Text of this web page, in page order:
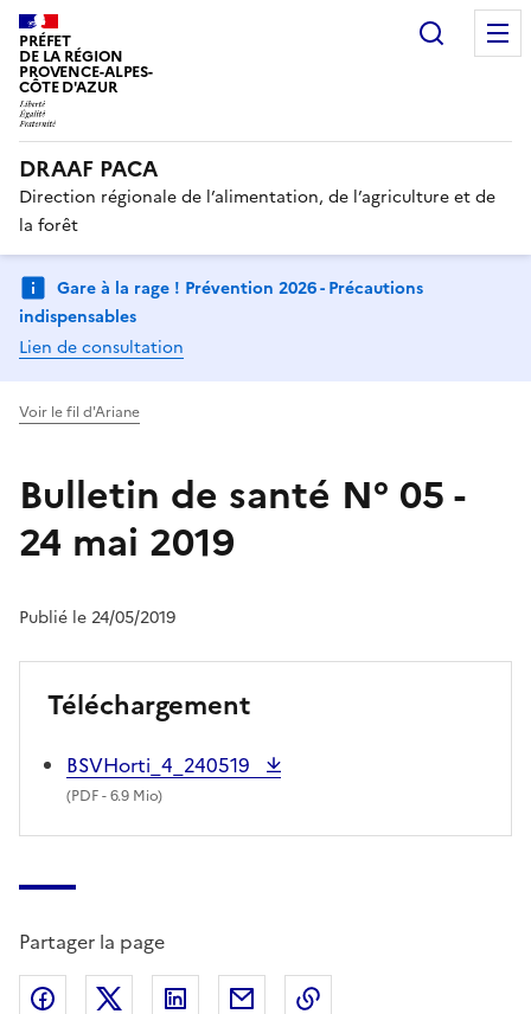
PRÉFET
DE LA RÉGION
PROVENCE-ALPES-
CÔTE D'AZUR
DRAAF PACA
Direction régionale de l’alimentation, de l’agriculture et de
la forêt
Gare à la rage ! Prévention 2026 - Précautions
indispensables
Lien de consultation
Voir le fil d'Ariane
Bulletin de santé N° 05 -
24 mai 2019
Publié le 24/05/2019
Téléchargement
BSVHorti_4_240519
(PDF- 6.9 Mio)
Partager la page
Partager sur Facebook
Partager sur X (anciennement Twitter)
Partager sur LinkedIn
Partager par email